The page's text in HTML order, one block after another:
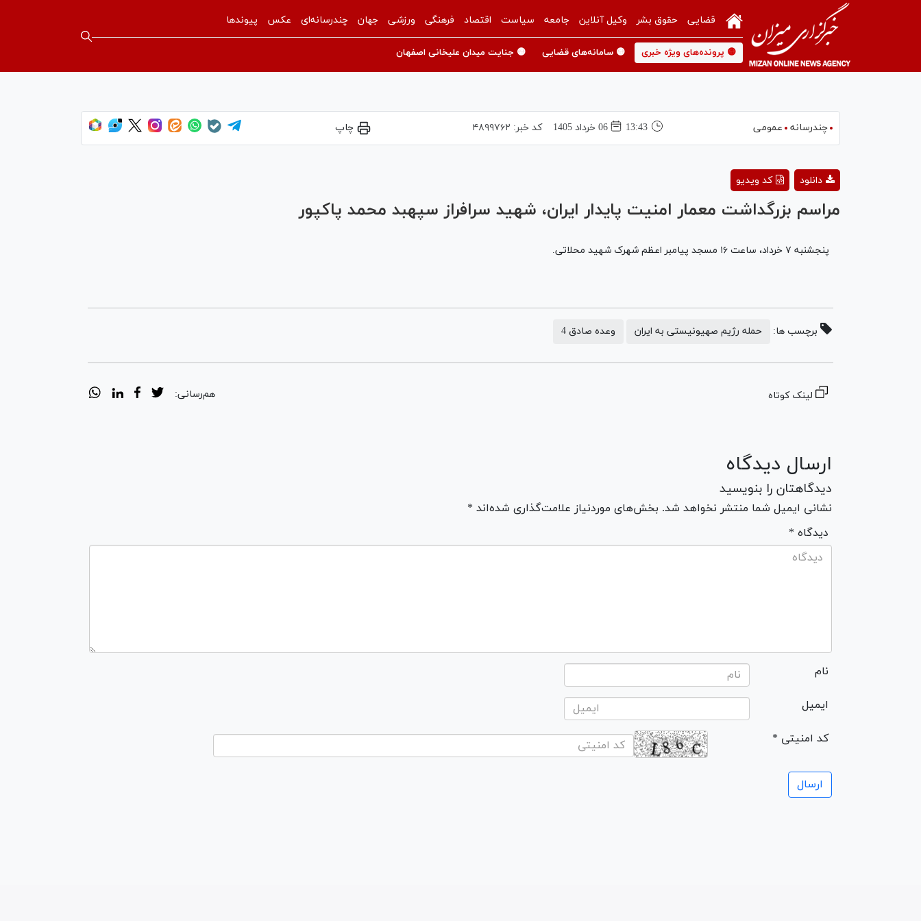
قضایی حقوق بشر وکیل آنلاین جامعه سیاست اقتصاد فرهنگی ورزشی جهان چندرسانه‌ای عکس پیوندها
🟡 پرونده‌های ویژه خبری 🟡 سامانه‌های قضایی 🟡 جنایت میدان علیخانی اصفهان
چندرسانه عمومی 13:43 06 خرداد 1405 کد خبر: ۴۸۹۹۷۶۲ چاپ
Video
کد ویدیو دانلود
مراسم بزرگداشت معمار امنیت پایدار ایران، شهید سرافراز سپهبد محمد پاکپور
پنجشنبه ۷ خرداد، ساعت ۱۶ مسجد پیامبر اعظم شهرک شهید محلاتی.
برچسب ها: حمله رژیم صهیونیستی به ایران وعده صادق 4
لینک کوتاه هم‌رسانی:
ارسال دیدگاه
دیدگاهتان را بنویسید
نشانی ایمیل شما منتشر نخواهد شد. بخش‌های موردنیاز علامت‌گذاری شده‌اند *
* دیدگاه
نام
ایمیل
* کد امنیتی